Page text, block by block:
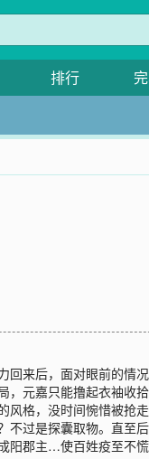
排行
回来后，面对眼前的情
，元嘉只能撸起衣袖收
风格，没时间惋惜被抢
过是探囊取物。直至
阳郡主…使百姓疫至不